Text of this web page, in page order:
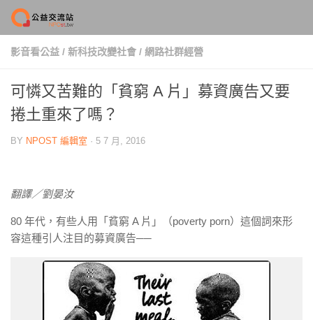
Skip to content
影音看公益 / 新科技改變社會 / 網路社群經營
可憐又苦難的「貧窮 A 片」募資廣告又要
捲土重來了嗎？
BY NPOST 編輯室 · 5 7 月, 2016
翻譯／劉晏汝
80 年代，有些人用「貧窮 A 片」（poverty porn）這個詞來形
容這種引人注目的募資廣告──